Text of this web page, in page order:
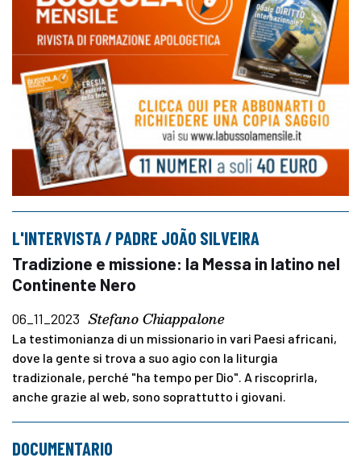
L'INTERVISTA / PADRE JOÃO SILVEIRA
Tradizione e missione: la Messa in latino nel
Continente Nero
06_11_2023 Stefano Chiappalone
La testimonianza di un missionario in vari Paesi africani,
dove la gente si trova a suo agio con la liturgia
tradizionale, perché "ha tempo per Dio". A riscoprirla,
anche grazie al web, sono soprattutto i giovani.
DOCUMENTARIO